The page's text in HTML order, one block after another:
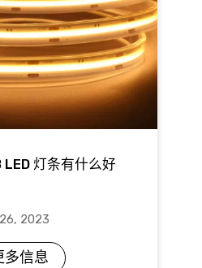
LED 灯条有什么好
2023
多信息